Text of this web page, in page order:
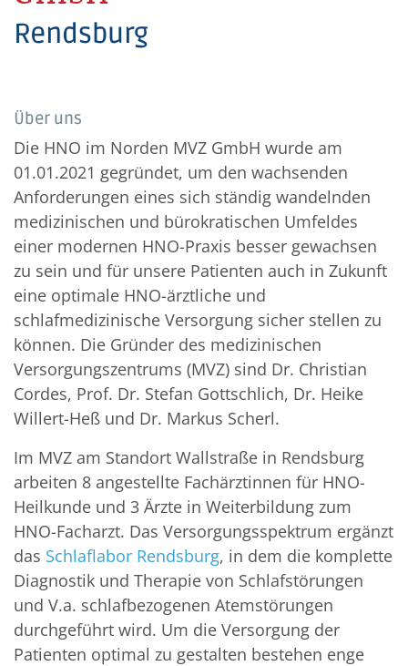
Rendsburg
Über uns
Die HNO im Norden MVZ GmbH wurde am
01.01.2021 gegründet, um den wachsenden
Anforderungen eines sich ständig wandelnden
medizinischen und bürokratischen Umfeldes
einer modernen HNO-Praxis besser gewachsen
zu sein und für unsere Patienten auch in Zukunft
eine optimale HNO-ärztliche und
schlafmedizinische Versorgung sicher stellen zu
können. Die Gründer des medizinischen
Versorgungszentrums (MVZ) sind Dr. Christian
Cordes, Prof. Dr. Stefan Gottschlich, Dr. Heike
Willert-Heß und Dr. Markus Scherl.
Im MVZ am Standort Wallstraße in Rendsburg
arbeiten 8 angestellte Fachärztinnen für HNO-
Heilkunde und 3 Ärzte in Weiterbildung zum
HNO-Facharzt. Das Versorgungsspektrum ergänzt
das Schlaflabor Rendsburg, in dem die komplette
Diagnostik und Therapie von Schlafstörungen
und V.a. schlafbezogenen Atemstörungen
durchgeführt wird. Um die Versorgung der
Patienten optimal zu gestalten bestehen enge